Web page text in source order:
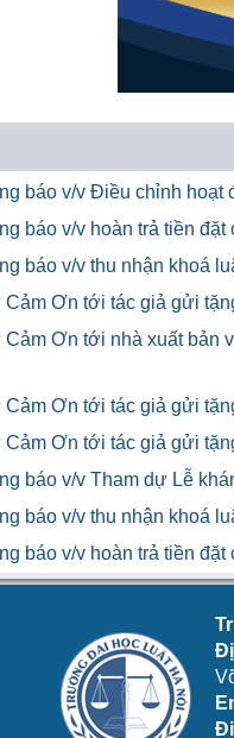
báo v/v Điều chỉnh hoạt
báo v/v hoàn trả tiền
báo v/v thu nhận khoá
Cảm Ơn tới tác giả gửi
Cảm Ơn tới nhà xuất bản
Cảm Ơn tới tác giả gửi
Cảm Ơn tới tác giả gửi
báo v/v Tham dự Lễ
báo v/v thu nhận khoá
báo v/v hoàn trả tiền